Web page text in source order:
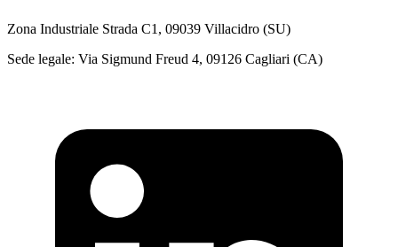
Zona Industriale Strada C1, 09039 Villacidro (SU)
Sede legale: Via Sigmund Freud 4, 09126 Cagliari (CA)